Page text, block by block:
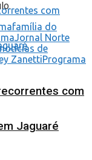
com
Jaguaré
família do
Jornal Norte
notícias de
ZanettiPrograma